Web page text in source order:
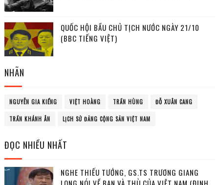
QUỐC HỘI BẦU CHỦ TỊCH NƯỚC NGÀY 21/10
(BBC TIẾNG VIỆT)
NHÃN
NGUYỄN GIA KIỂNG VIỆT HOÀNG TRẦN HÙNG ĐỖ XUÂN CANG
TRẦN KHÁNH ÂN LỊCH SỬ ĐẢNG CỘNG SẢN VIỆT NAM
ĐỌC NHIỀU NHẤT
NGHE THIẾU TƯỚNG, GS.TS TRƯƠNG GIANG